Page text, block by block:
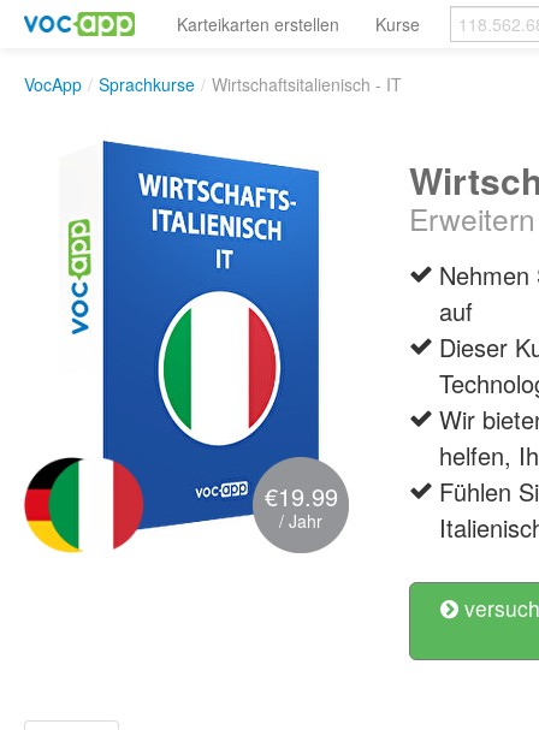
Karteikarten erstellen Kurse
VocApp / Sprachkurse / Wirtschaftsitalienisch - IT
€19.99
/ Jahr
auf
Dieser
Wir
helfen,
Fühlen